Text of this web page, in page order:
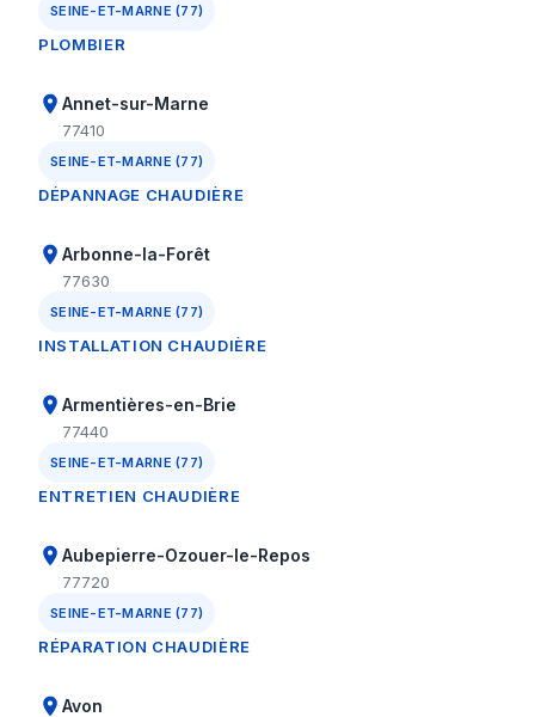
SEINE-ET-MARNE (77)
PLOMBIER
Annet-sur-Marne
77410
SEINE-ET-MARNE (77)
DÉPANNAGE CHAUDIÈRE
Arbonne-la-Forêt
77630
SEINE-ET-MARNE (77)
INSTALLATION CHAUDIÈRE
Armentières-en-Brie
77440
SEINE-ET-MARNE (77)
ENTRETIEN CHAUDIÈRE
Aubepierre-Ozouer-le-Repos
77720
SEINE-ET-MARNE (77)
RÉPARATION CHAUDIÈRE
Avon